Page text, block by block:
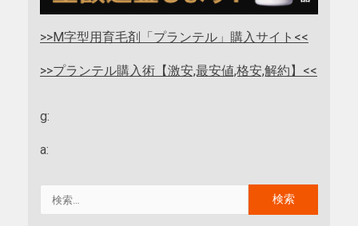
>>M字型用育毛剤「プランテル」購入サイト<<
>>プランテル購入術【激安,最安値,格安,解約】<<
g:
a: